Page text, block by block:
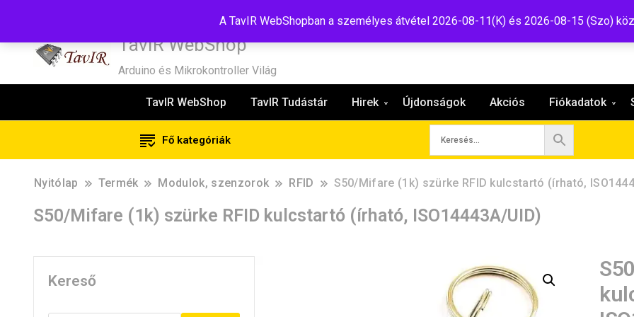
A TavIR WebShopban a személyes átvétel 2026-08-11(K) és 2026-08-15 (Szo)
TavIR WebShop
Arduino és Mikrokontroller Világ
TavIR WebShop TavIR Tudástár Hirek Újdonságok Akciós Fiókadatok
Fő kategóriák
Nyitólap Termék Modulok, szenzorok RFID S50/Mifare (1k) szürke RFID kulcstartó (írható,
S50/Mifare (1k) szürke RFID kulcstartó (írható, ISO14443A/UID)
Kereső